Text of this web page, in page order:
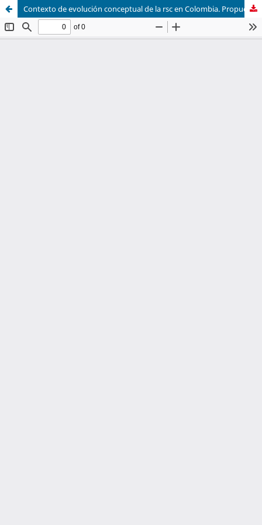
Contexto de evolución conceptual de la rsc en Colombia. Propuesta de un sistema econométrico de medición de índices de rsc en las pymes colombianas